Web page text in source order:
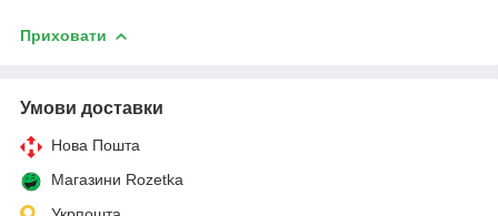
Приховати
Умови доставки
Нова Пошта
Магазини Rozetka